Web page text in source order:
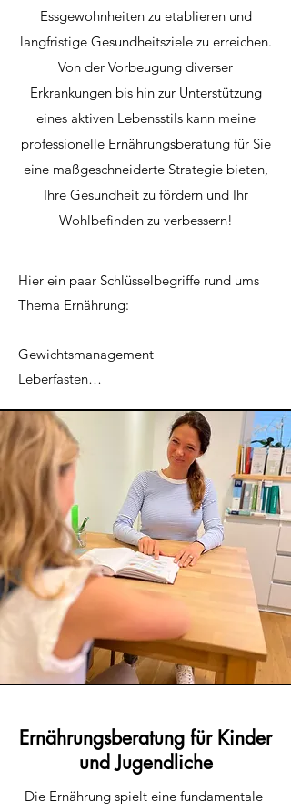
Essgewohnheiten zu etablieren und
langfristige Gesundheitsziele zu erreichen.
Von der Vorbeugung diverser
Erkrankungen bis hin zur Unterstützung
eines aktiven Lebensstils kann meine
professionelle Ernährungsberatung für Sie
eine maßgeschneiderte Strategie bieten,
Ihre Gesundheit zu fördern und Ihr
Wohlbefinden zu verbessern!
Hier ein paar Schlüsselbegriffe rund ums
Thema Ernährung:
Gewichtsmanagement
Leberfasten
Optimierung kognitiver Leistung
Stärkung des Immunsystems
Vegetarische oder vegane Ernährung
Prävention von Krankheiten
Gesunde Haut und Haare
Gesundes Altern: Schlagwort
"Longevity!"
Entzündungshemmende Ernährung
Schlafhygiene
Flüssigkeitsbalance
Ernährungsberatung für Kinder
und Jugendliche
Die Ernährung spielt eine fundamentale